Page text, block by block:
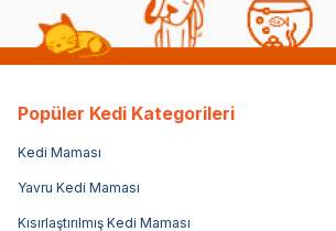
Popüler Kedi Kategorileri
Kedi Maması
Yavru Kedi Maması
Kısırlaştırılmış Kedi Maması